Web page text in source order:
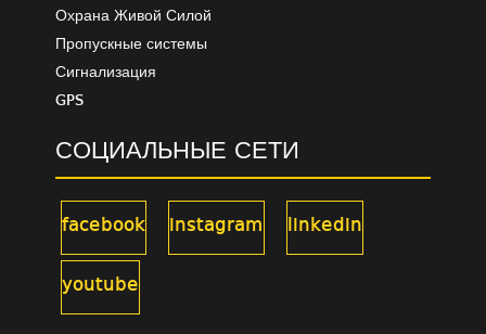
Охрана Живой Силой
Пропускные системы
Сигнализация
GPS
СОЦИАЛЬНЫЕ СЕТИ
facebook instagram linkedin
youtube